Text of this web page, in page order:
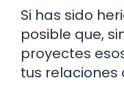
Si has sido
posible que,
proyectes
tus relaciones